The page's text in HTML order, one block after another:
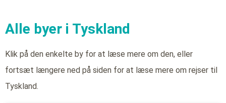
Alle byer i Tyskland
Klik på den enkelte by for at læse mere om den, eller
fortsæt længere ned på siden for at læse mere om rejser til
Tyskland.